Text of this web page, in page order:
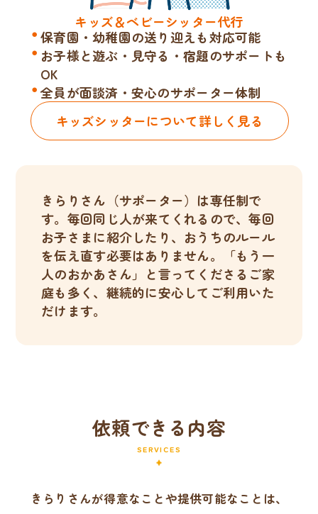
キッズ＆ベビーシッター代行
保育園・幼稚園の送り迎えも対応可能
お子様と遊ぶ・見守る・宿題のサポートも
OK
全員が面談済・安心のサポーター体制
キッズシッターについて詳しく見る
きらりさん（サポーター）は専任制で
す。毎回同じ人が来てくれるので、毎回
お子さまに紹介したり、おうちのルール
を伝え直す必要はありません。「もう一
人のおかあさん」と言ってくださるご家
庭も多く、継続的に安心してご利用いた
だけます。
依頼できる内容
SERVICES
きらりさんが得意なことや提供可能なことは、